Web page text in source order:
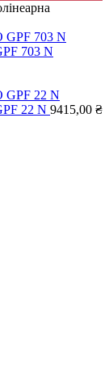
703 N
22 N 9415,00 ₴